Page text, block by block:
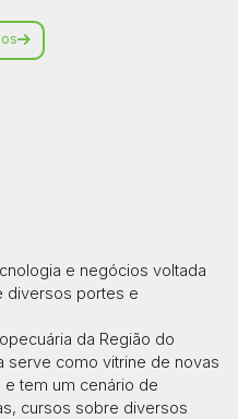
e negócios voltada
diversos portes e
da Região do
serve como vitrine de novas
tem um cenário de
cursos sobre diversos